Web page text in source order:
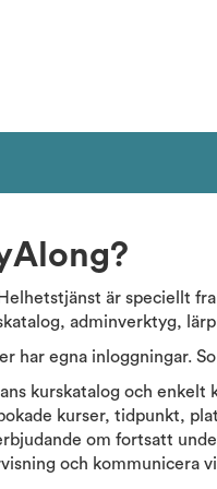
är speciellt
adminverktyg,
har egna inloggningar.
kurskatalog och enkelt
kurser, tidpunkt,
om fortsatt
och kommunicera